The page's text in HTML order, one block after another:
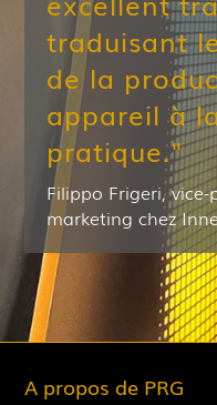
traduisant
de la
appareil à
pratique."
Filippo Frigeri,
marketing chez
A propos de PRG